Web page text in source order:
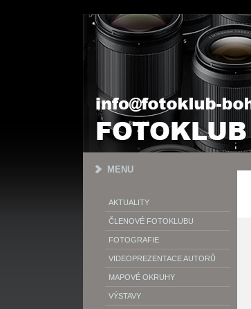
MENU
AKTUALITY
ČLENOVÉ FOTOKLUBU
FOTOGRAFIE
VIDEOPREZENTACE AUTORŮ
MAPOVÉ OKRUHY
VÝSTAVY